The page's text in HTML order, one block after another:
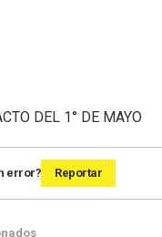
DEL 1° DE MAYO
error? Reportar